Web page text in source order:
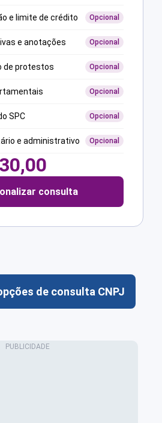
e limite de crédito Opcional
e anotações Opcional
de protestos Opcional
Opcional
SPC Opcional
e administrativo Opcional
30,00
consulta
de consulta CNPJ